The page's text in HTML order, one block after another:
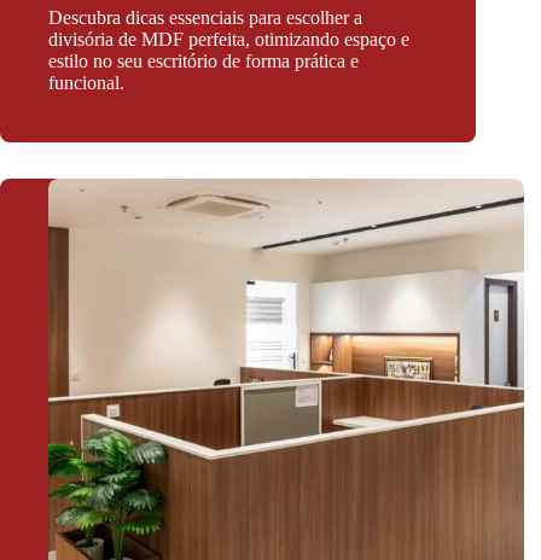
Descubra dicas essenciais para escolher a
divisória de MDF perfeita, otimizando espaço e
estilo no seu escritório de forma prática e
funcional.